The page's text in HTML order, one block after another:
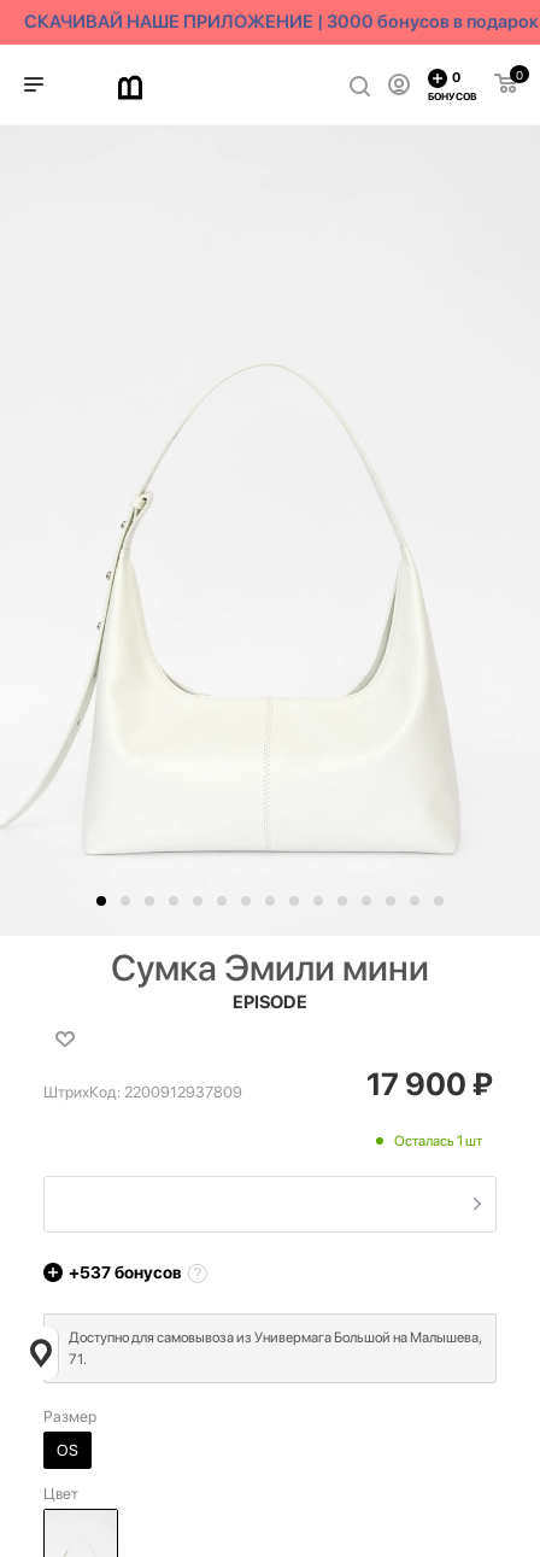
СКАЧИВАЙ НАШЕ ПРИЛОЖЕНИЕ | 3000 бонусов в подарок
0
0
БОНУСОВ
Сумка Эмили мини
EPISODE
ШтрихКод: 2200912937809 17 900₽
Осталась 1 шт
+537бонусов
Доступно для самовывоза из Универмага Большой на Малышева,
71.
Размер
OS
Цвет